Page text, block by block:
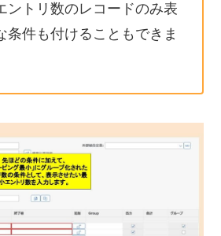
ントリ数のレコードのみ表
条件も付けることもできま